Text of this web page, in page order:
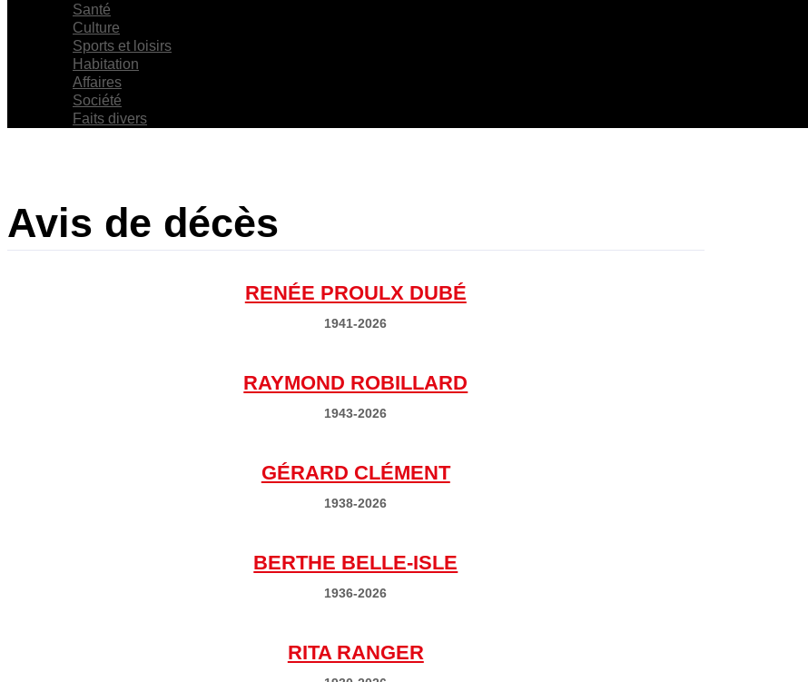
Santé
Culture
Sports et loisirs
Habitation
Affaires
Société
Faits divers
Avis de décès
RENÉE PROULX DUBÉ
1941-2026
RAYMOND ROBILLARD
1943-2026
GÉRARD CLÉMENT
1938-2026
BERTHE BELLE-ISLE
1936-2026
RITA RANGER